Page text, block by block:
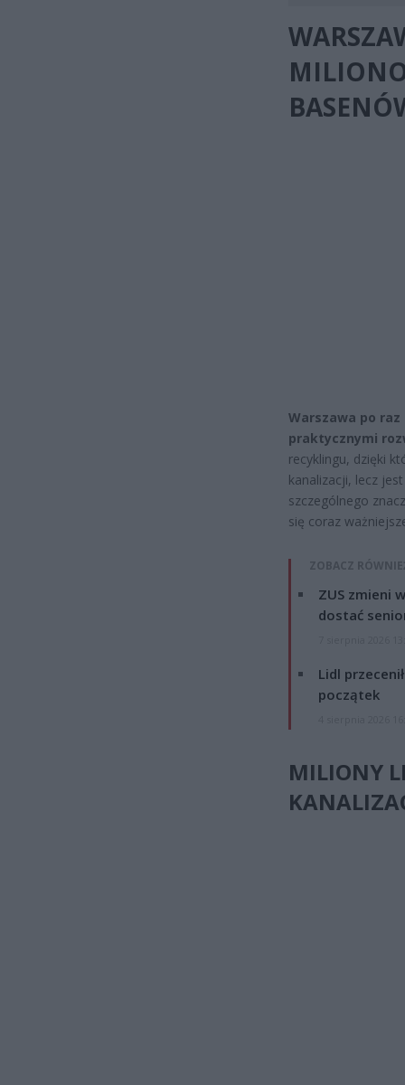
Warszawa po
praktycznymi
recyklingu, dzięki
kanalizacji, lecz
szczególnego
się coraz
ZOBACZ
ZUS zmieni
dostać
Lidl
początek
MILIONY